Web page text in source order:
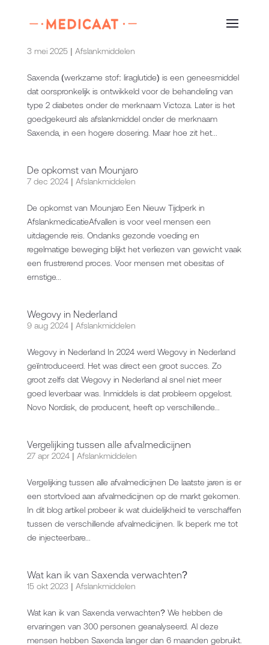
3 mei 2025| Afslankmiddelen
Saxenda (werkzame stof: liraglutide) is een geneesmiddel
dat oorspronkelijk is ontwikkeld voor de behandeling van
type 2 diabetes onder de merknaam Victoza. Later is het
goedgekeurd als afslankmiddel onder de merknaam
Saxenda, in een hogere dosering. Maar hoe zit het...
De opkomst van Mounjaro
7 dec 2024| Afslankmiddelen
De opkomst van Mounjaro Een Nieuw Tijdperk in
AfslankmedicatieAfvallen is voor veel mensen een
uitdagende reis. Ondanks gezonde voeding en
regelmatige beweging blijkt het verliezen van gewicht vaak
een frustrerend proces. Voor mensen met obesitas of
ernstige...
Wegovy in Nederland
9 aug 2024| Afslankmiddelen
Wegovy in Nederland In 2024 werd Wegovy in Nederland
geïntroduceerd. Het was direct een groot succes. Zo
groot zelfs dat Wegovy in Nederland al snel niet meer
goed leverbaar was. Inmiddels is dat probleem opgelost.
Novo Nordisk, de producent, heeft op verschillende...
Vergelijking tussen alle afvalmedicijnen
27 apr 2024| Afslankmiddelen
Vergelijking tussen alle afvalmedicijnen De laatste jaren is er
een stortvloed aan afvalmedicijnen op de markt gekomen.
In dit blog artikel probeer ik wat duidelijkheid te verschaffen
tussen de verschillende afvalmedicijnen. Ik beperk me tot
de injecteerbare...
Wat kan ik van Saxenda verwachten?
15 okt 2023 | Afslankmiddelen
Wat kan ik van Saxenda verwachten? We hebben de
ervaringen van 300 personen geanalyseerd. Al deze
mensen hebben Saxenda langer dan 6 maanden gebruikt.